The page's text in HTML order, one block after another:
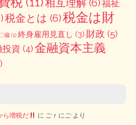
相互理解 (6)福祉
税金とは (6)税金は財
蔵 (1) 終身雇用見直し (3) 財政 (5)
投資 (4)金融資本主義
ら増税だ に ごｒにご より